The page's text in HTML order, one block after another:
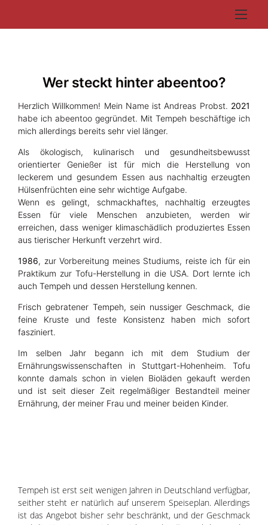
Wer steckt hinter abeentoo?
Herzlich Willkommen! Mein Name ist Andreas Probst. 2021
habe ich abeentoo gegründet. Mit Tempeh beschäftige ich
mich allerdings bereits sehr viel länger.
Als ökologisch, kulinarisch und gesundheitsbewusst
orientierter Genießer ist für mich die Herstellung von
leckerem und gesundem Essen aus nachhaltig erzeugten
Hülsenfrüchten eine sehr wichtige Aufgabe.
Wenn es gelingt, schmackhaftes, nachhaltig erzeugtes
Essen für viele Menschen anzubieten, werden wir
erreichen, dass weniger klimaschädlich produziertes Essen
aus tierischer Herkunft verzehrt wird.
1986, zur Vorbereitung meines Studiums, reiste ich für ein
Praktikum zur Tofu-Herstellung in die USA. Dort lernte ich
auch Tempeh und dessen Herstellung kennen.
Frisch gebratener Tempeh, sein nussiger Geschmack, die
feine Kruste und feste Konsistenz haben mich sofort
fasziniert.
Im selben Jahr begann ich mit dem Studium der
Ernährungswissenschaften in Stuttgart-Hohenheim. Tofu
konnte damals schon in vielen Bioläden gekauft werden
und ist seit dieser Zeit regelmäßiger Bestandteil meiner
Ernährung, der meiner Frau und meiner beiden Kinder.
Tempeh ist erst seit wenigen Jahren in Deutschland verfügbar,
seither steht er natürlich auf unserem Speiseplan. Allerdings
ist das Angebot bisher sehr beschränkt, und der Geschmack